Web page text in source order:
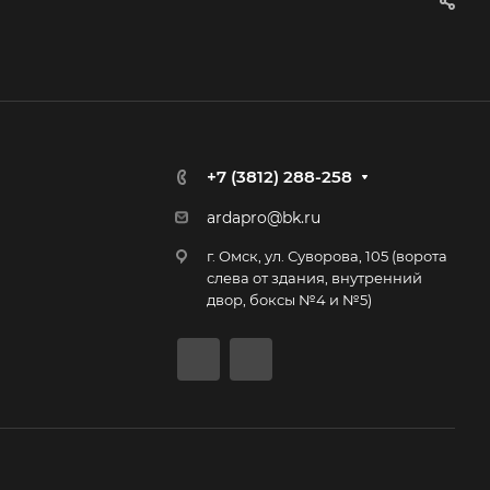
+7 (3812) 288-258
ardapro@bk.ru
г. Омск, ул. Суворова, 105 (ворота
слева от здания, внутренний
двор, боксы №4 и №5)